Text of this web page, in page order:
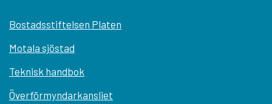
Bostadsstiftelsen Platen
Motala sjöstad
Teknisk handbok
Överförmyndarkansliet